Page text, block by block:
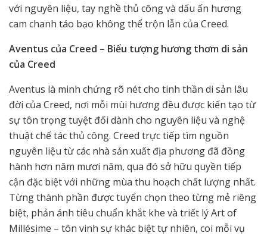
với nguyên liệu, tay nghề thủ công và dấu ấn hương
cam chanh táo bạo không thể trộn lẫn của Creed.
Aventus của Creed – Biểu tượng hương thơm di sản
của Creed
Aventus là minh chứng rõ nét cho tinh thần di sản lâu
đời của Creed, nơi mỗi mùi hương đều được kiến tạo từ
sự tôn trọng tuyệt đối dành cho nguyên liệu và nghệ
thuật chế tác thủ công. Creed trực tiếp tìm nguồn
nguyên liệu từ các nhà sản xuất địa phương đã đồng
hành hơn năm mươi năm, qua đó sở hữu quyền tiếp
cận đặc biệt với những mùa thu hoạch chất lượng nhất.
Từng thành phần được tuyển chọn theo từng mẻ riêng
biệt, phản ánh tiêu chuẩn khắt khe và triết lý Art of
Millésime – tôn vinh sự khác biệt tự nhiên, coi mỗi vụ